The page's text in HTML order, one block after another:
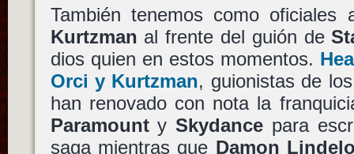
También tenemos como
Kurtzman al frente del guión de
dios quien en estos momentos.
Orci y Kurtzman, guionistas de
han renovado con nota la
ParamountySkydance para
saga mientras que Damon